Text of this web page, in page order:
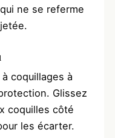
ne se referme
coquillages à
Glissez
coquilles côté
les écarter.